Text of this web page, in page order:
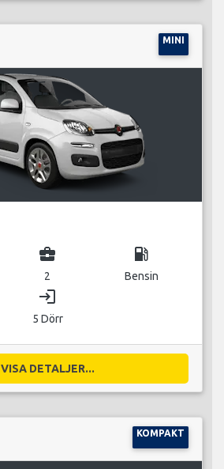
MINI
business_center
2
local_gas_station
Bensin
login
5 Dörr
VISA DETALJER...
KOMPAKT